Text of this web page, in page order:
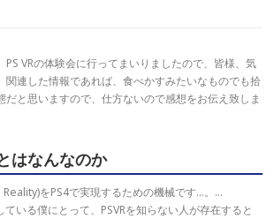
VRの体験会に行ってまいりましたので、皆様、気
関連した情報であれば、食べかすみたいなものでも拾
だと思いますので、仕方ないので感想をお伝え致しま
はなんなのか
をPS4で実現するための機械です…。…
いる僕にとって、PSVRを知らない人が存在すると